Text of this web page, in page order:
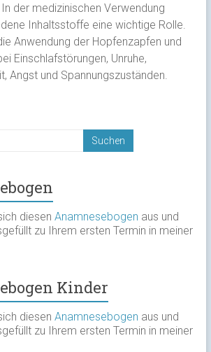
der medizinischen Verwendung
Inhaltsstoffe eine wichtige Rolle.
Anwendung der Hopfenzapfen und
Einschlafstörungen, Unruhe,
Angst und Spannungszuständen.
diesen Anamnesebogen aus und
zu Ihrem ersten Termin in meiner
Kinder
diesen Anamnesebogen aus und
zu Ihrem ersten Termin in meiner